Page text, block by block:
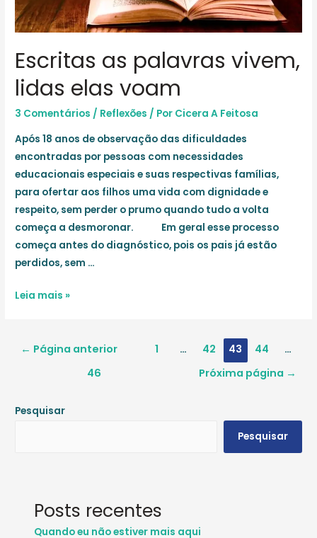
Escritas as palavras vivem,
lidas elas voam
3 Comentários / Reflexões / Por Cicera A Feitosa
Após 18 anos de observação das dificuldades
encontradas por pessoas com necessidades
educacionais especiais e suas respectivas famílias,
para ofertar aos filhos uma vida com dignidade e
respeito, sem perder o prumo quando tudo a volta
começa a desmoronar. Em geral esse processo
começa antes do diagnóstico, pois os pais já estão
perdidos, sem …
Escritas
vivem,
Leia mais »
Navegação
← Página anterior 1 … 42 43 44
…
46
Próxima página →
Pesquisar
Pesquisar
Posts recentes
Quando eu não estiver mais aqui